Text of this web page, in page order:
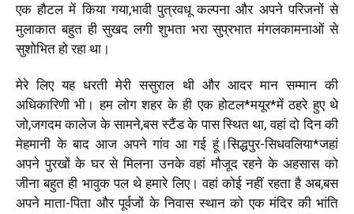
एक हौटल में किया गया,भावी पुत्रवधू कल्पना और अपने परिजनों से
मुलाकात बहुत ही सुखद लगी शुभता भरा सुप्रभात मंगलकामनाओं से
सुशोभित हो रहा था।
मेरे लिए यह धरती मेरी ससुराल थी और आदर मान सम्मान की
अधिकारिणी भी। हम लोग शहर के ही एक होटल*मयूर*में ठहरे हुए थे
जो,जगदम कालेज के सामने,बस स्टैंड के पास स्थित था, वहां दो दिन की
मेहमानी के बाद आज अपने गांव आ गई हूं।सिद्धपुर-सिधवलिया*जहां
अपने पुरखों के घर से मिलना उनके वहां मौजूद रहने के अहसास को
जीना बहुत ही भावुक पल थे हमारे लिए। वहां कोई नहीं रहता है अब,बस
अपने माता-पिता और पूर्वजों के निवास स्थान को एक मंदिर की भांति